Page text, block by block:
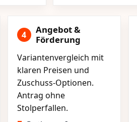
4
Angebot &
Förderung
Variantenvergleich mit
klaren Preisen und
Zuschuss-Optionen.
Antrag ohne
Stolperfallen.